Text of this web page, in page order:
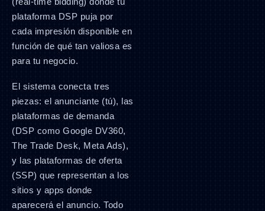
plataforma DSP puja por
cada impresión disponible en
función de qué tan valiosa es
para tu negocio.
El sistema conecta tres
piezas: el anunciante (tú), las
plataformas de demanda
(DSP como Google DV360,
The Trade Desk, Meta Ads),
y las plataformas de oferta
(SSP) que representan a los
sitios y apps donde
aparecerá el anuncio. Todo